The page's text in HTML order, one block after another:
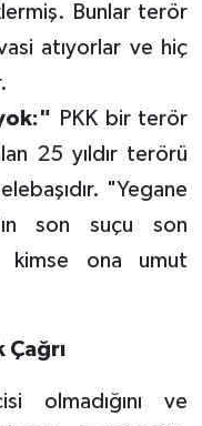
Bunlar terör
atıyorlar ve hiç
PKK bir terör
25 yıldır terörü
"Yegane
son suçu son
kimse ona umut
Çağrı
olmadığını ve